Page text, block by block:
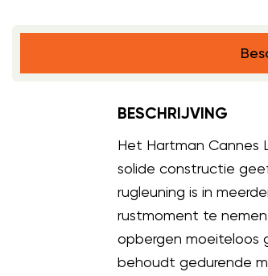
BESCHRIJVING
Het Hartman Cannes
solide constructie
rugleuning is in
rustmoment te
opbergen moeiteloos
behoudt gedurende